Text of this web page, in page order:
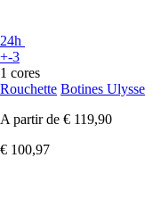
24h
+-3
1 cores
Rouchette Botines Ulysse
A partir de € 119,90
€ 100,97